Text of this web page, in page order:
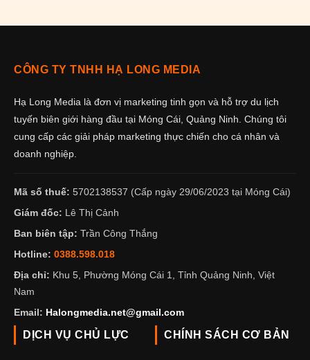
CÔNG TY TNHH HẠ LONG MEDIA
Hạ Long Media là đơn vị marketing tinh gọn và hỗ trợ du lịch
tuyến biên giới hàng đầu tại Móng Cái, Quảng Ninh. Chúng tôi
cung cấp các giải pháp marketing thực chiến cho cá nhân và
doanh nghiệp.
Mã số thuế: 5702138537 (Cấp ngày 29/06/2023 tại Móng Cái)
Giám đốc: Lê Thị Cảnh
Ban biên tập: Trần Công Thắng
Hotline: 0388.598.018
Địa chỉ: Khu 5, Phường Móng Cái 1, Tỉnh Quảng Ninh, Việt
Nam
Email: Halongmedia.net@gmail.com
DỊCH VỤ CHỦ LỰC CHÍNH SÁCH CƠ BẢN